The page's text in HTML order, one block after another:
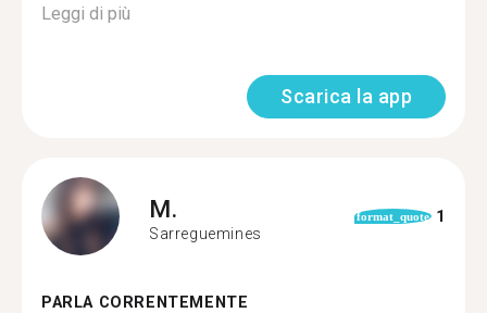
Leggi di più
Scarica la app
M.
Sarreguemines
format_quote 1
PARLA CORRENTEMENTE